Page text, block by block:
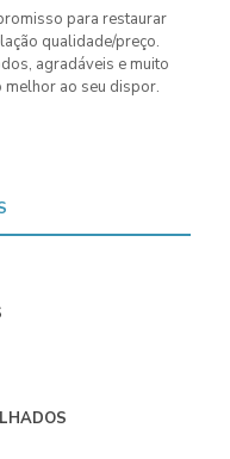
para restaurar
qualidade/preço.
agradáveis e muito
melhor ao seu dispor.